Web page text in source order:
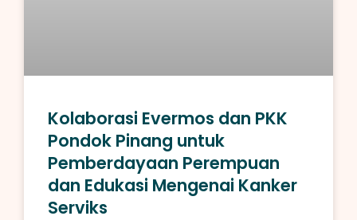
Kolaborasi Evermos dan PKK
Pondok Pinang untuk
Pemberdayaan Perempuan
dan Edukasi Mengenai Kanker
Serviks